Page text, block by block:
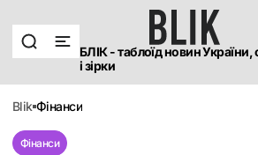
БЛІК - таблоїд новин України,
і зірки
blik фінанси
Фінанси